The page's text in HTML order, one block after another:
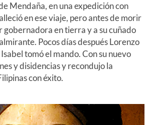
Mendaña, en una expedición con
en ese viaje, pero antes de morir
gobernadora en tierra y a su cuñado
Pocos días después Lorenzo
tomó el mando. Con su nuevo
y disidencias y recondujo la
con éxito.